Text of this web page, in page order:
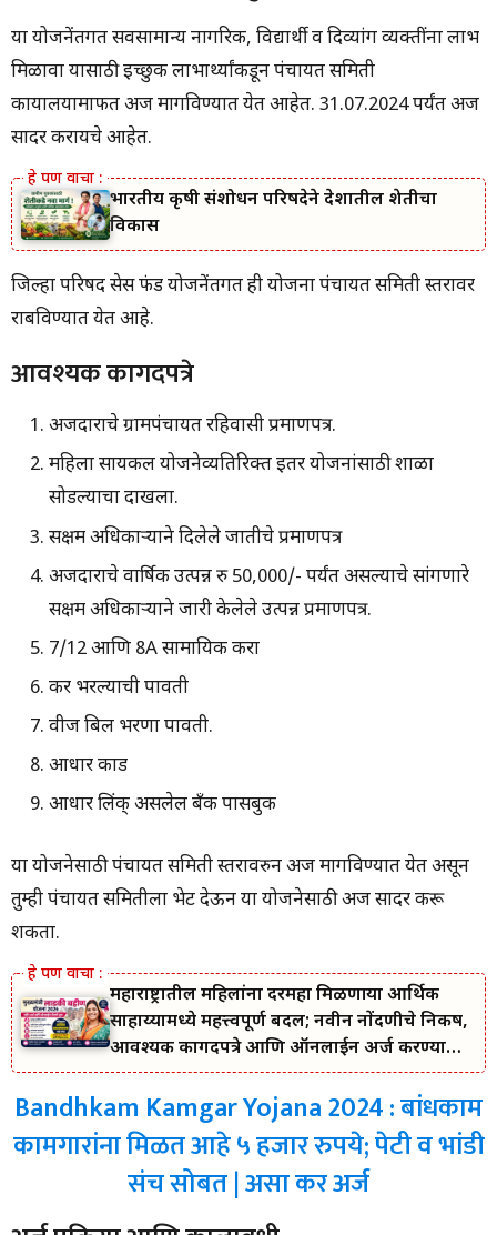
या योजनेंतर्गत सर्वसामान्य नागरिक, विद्यार्थी व दिव्यांग व्यक्तींना लाभ
मिळावा यासाठी इच्छुक लाभार्थ्यांकडून पंचायत समिती
कार्यालयामार्फत अर्ज मागविण्यात येत आहेत. 31.07.2024 पर्यंत अर्ज
सादर करायचे आहेत.
भारतीय कृषी संशोधन परिषदेने देशातील शेतीचा
विकास
जिल्हा परिषद सेस फंड योजनेंतर्गत ही योजना पंचायत समिती स्तरावर
राबविण्यात येत आहे.
आवश्यक कागदपत्रे
अर्जदाराचे ग्रामपंचायत रहिवासी प्रमाणपत्र.
महिला सायकल योजनेव्यतिरिक्त इतर योजनांसाठी शाळा
सोडल्याचा दाखला.
सक्षम अधिकाऱ्याने दिलेले जातीचे प्रमाणपत्र
अर्जदाराचे वार्षिक उत्पन्न रु 50,000/- पर्यंत असल्याचे सांगणारे
सक्षम अधिकाऱ्याने जारी केलेले उत्पन्न प्रमाणपत्र.
7/12 आणि 8A सामायिक करा
कर भरल्याची पावती
वीज बिल भरणा पावती.
आधार कार्ड
आधार लिंक् असलेल बँक पासबुक
या योजनेसाठी पंचायत समिती स्तरावरुन अर्ज मागविण्यात येत असून
तुम्ही पंचायत समितीला भेट देऊन या योजनेसाठी अर्ज सादर करू
शकता.
महाराष्ट्रातील महिलांना दरमहा मिळणाऱ्या आर्थिक
साहाय्यामध्ये महत्त्वपूर्ण बदल; नवीन नोंदणीचे निकष,
आवश्यक कागदपत्रे आणि ऑनलाईन अर्ज करण्याची
सोपी प्रक्रिया जाणून घ्या.
Bandhkam Kamgar Yojana 2024 : बांधकाम
कामगारांना मिळत आहे ५ हजार रुपये; पेटी व भांडी
संच सोबत | असा कर अर्ज